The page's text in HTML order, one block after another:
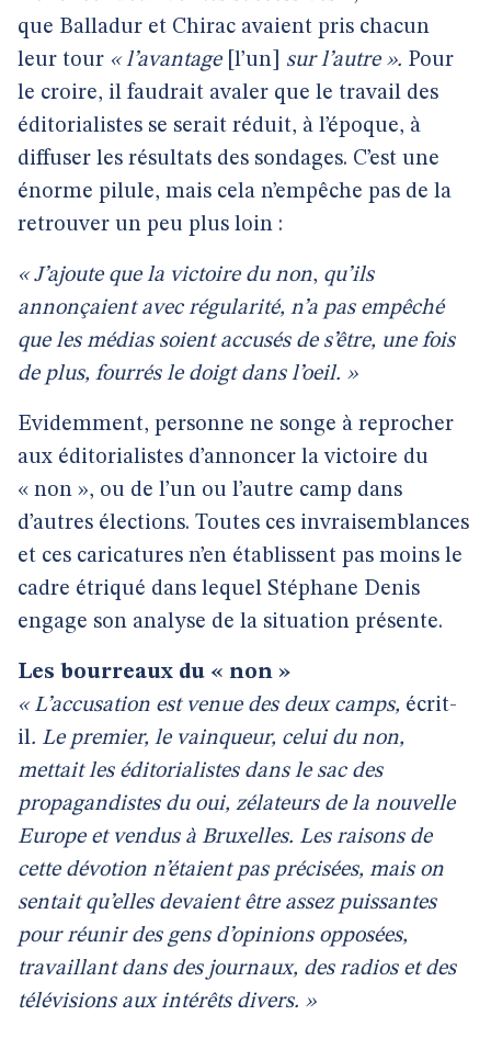
que Balladur et Chirac avaient pris chacun
leur tour « l’avantage [l’un] sur l’autre ». Pour
le croire, il faudrait avaler que le travail des
éditorialistes se serait réduit, à l’époque, à
diffuser les résultats des sondages. C’est une
énorme pilule, mais cela n’empêche pas de la
retrouver un peu plus loin :
« J’ajoute que la victoire du non, qu’ils
annonçaient avec régularité, n’a pas empêché
que les médias soient accusés de s’être, une fois
de plus, fourrés le doigt dans l’oeil. »
Evidemment, personne ne songe à reprocher
aux éditorialistes d’annoncer la victoire du
« non », ou de l’un ou l’autre camp dans
d’autres élections. Toutes ces invraisemblances
et ces caricatures n’en établissent pas moins le
cadre étriqué dans lequel Stéphane Denis
engage son analyse de la situation présente.
Les bourreaux du « non »
« L’accusation est venue des deux camps, écrit-
il. Le premier, le vainqueur, celui du non,
mettait les éditorialistes dans le sac des
propagandistes du oui, zélateurs de la nouvelle
Europe et vendus à Bruxelles. Les raisons de
cette dévotion n’étaient pas précisées, mais on
sentait qu’elles devaient être assez puissantes
pour réunir des gens d’opinions opposées,
travaillant dans des journaux, des radios et des
télévisions aux intérêts divers. »